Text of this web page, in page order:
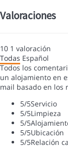
Valoraciones
10 1 valoración
Todas Español
Todos los
un alojamiento en
mail basado en los
5/5Servicio
5/5Limpieza
5/5
5/5Ubicación
5/5Relación